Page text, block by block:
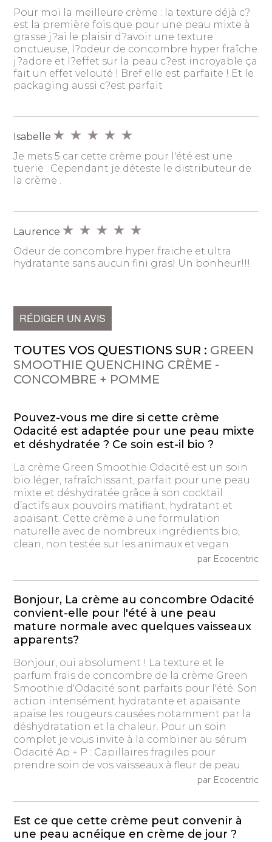
Pour moi la meilleure crème : la texture déjà c?
est la première fois que pour une peau mixte à
grasse j?ai le plaisir d?avoir une texture
onctueuse, l?odeur de concombre hyper fraîche
j?adore et l?effet sur la peau c?est incroyable ça
fait un effet velouté ! Bref elle est parfaite ! Et le
packaging aussi c?est parfait
Isabelle
Je mets 5 car cette crème pour l'été est une
tuerie . Cependant je déteste le distributeur de
la crème .
Laurence
Odeur de concombre hyper fraiche et ultra
hydratante sans aucun fini gras! Un bonheur!!!
RÉDIGER UN AVIS
TOUTES VOS QUESTIONS SUR : GREEN
SMOOTHIE QUENCHING CRÈME -
CONCOMBRE + POMME
Pouvez-vous me dire si cette crème
Odacité est adaptée pour une peau mixte
et déshydratée ? Ce soin est-il bio ?
La crème Green Smoothie Odacité est un soin
bio léger, rafraîchissant, parfait pour une peau
mixte et déshydratée grâce à son cocktail
d’actifs aux pouvoirs matifiant, hydratant et
apaisant. Cette crème a une formulation
naturelle avec de nombreux ingrédients bio,
clean, non testée sur les animaux et vegan.
par Ecocentric
Bonjour, La crème au concombre Odacité
convient-elle pour l'été à une peau
mature normale avec quelques vaisseaux
apparents?
Bonjour, oui absolument ! La texture et le
parfum frais de concombre de la crème Green
Smoothie d'Odacité sont parfaits pour l'été. Son
action intensément hydratante et apaisante
apaise les rougeurs causées notamment par la
déshydratation et la chaleur. Pour un soin
complet je vous invite à la combiner au sérum
Odacité Ap + P : Capillaires fragiles pour
prendre soin de vos vaisseaux à fleur de peau.
par Ecocentric
Est ce que cette crème peut convenir à
une peau acnéique en crème de jour ?